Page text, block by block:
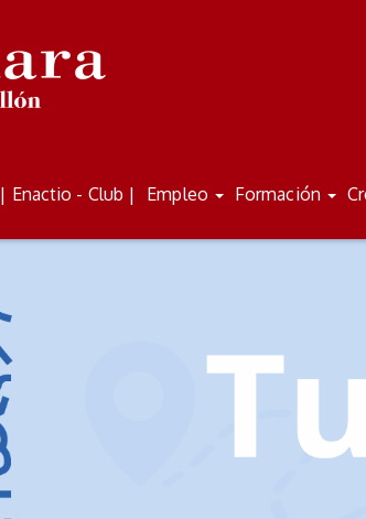
| Enactio - Club | Empleo Formación